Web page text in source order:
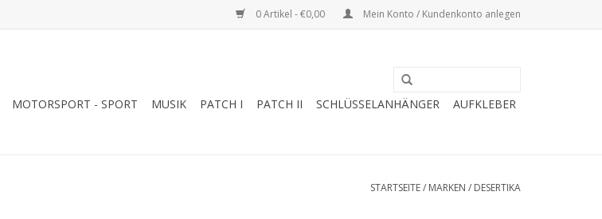
0 Artikel - €0,00 Mein Konto / Kundenkonto anlegen
MOTORSPORT - SPORT MUSIK PATCH I PATCH II SCHLÜSSELANHÄNGER AUFKLEBER
STARTSEITE/ MARKEN / DESERTIKA